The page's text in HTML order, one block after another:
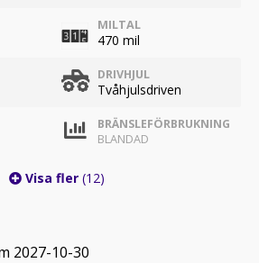
MILTAL
470 mil
DRIVHJUL
Tvåhjulsdriven
BRÄNSLEFÖRBRUKNING
BLANDAD
Visa fler (12)
2027-10-30